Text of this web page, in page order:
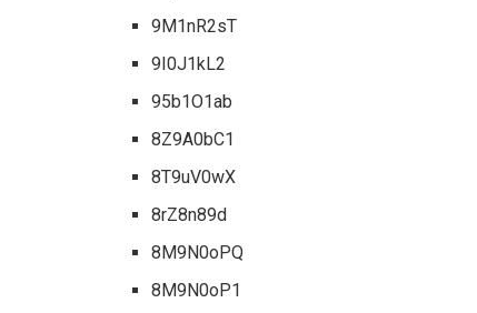
9M1nR2sT
9I0J1kL2
95b1O1ab
8Z9A0bC1
8T9uV0wX
8rZ8n89d
8M9N0oPQ
8M9N0oP1